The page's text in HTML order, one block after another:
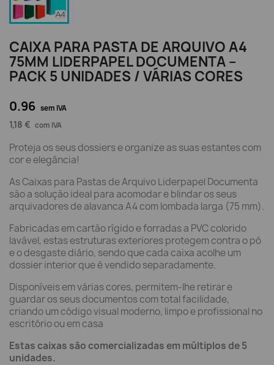
CAIXA PARA PASTA DE ARQUIVO A4
75MM LIDERPAPEL DOCUMENTA –
PACK 5 UNIDADES / VÁRIAS CORES
0.96 sem IVA
1,18 € com IVA
Proteja os seus dossiers e organize as suas estantes com
cor e elegância!
As Caixas para Pastas de Arquivo Liderpapel Documenta
são a solução ideal para acomodar e blindar os seus
arquivadores de alavanca A4 com lombada larga (75 mm).
Fabricadas em cartão rígido e forradas a PVC colorido
lavável, estas estruturas exteriores protegem contra o pó
e o desgaste diário, sendo que cada caixa acolhe um
dossier interior que é vendido separadamente.
Disponíveis em várias cores, permitem-lhe retirar e
guardar os seus documentos com total facilidade,
criando um código visual moderno, limpo e profissional no
escritório ou em casa
Estas caixas são comercializadas em múltiplos de 5
unidades.